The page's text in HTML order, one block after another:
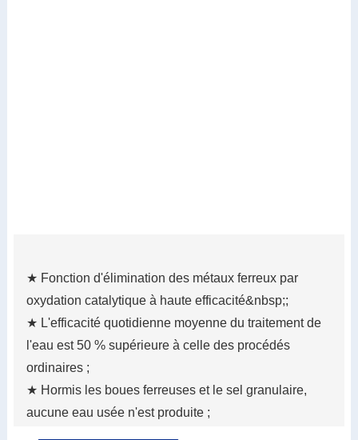
★ Fonction d'élimination des métaux ferreux par
oxydation catalytique à haute efficacité&nbsp;;
★ L'efficacité quotidienne moyenne du traitement de
l'eau est 50 % supérieure à celle des procédés
ordinaires ;
★ Hormis les boues ferreuses et le sel granulaire,
aucune eau usée n'est produite ;